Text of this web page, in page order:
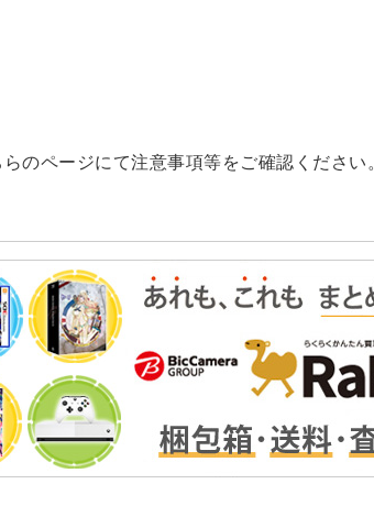
らのページにて注意事項等をご確認ください